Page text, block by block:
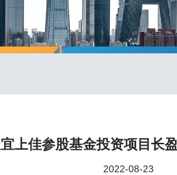
上佳参股基金投资项目长
2022-08-23